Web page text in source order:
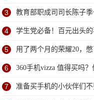
3 教育部职成司司长陈子
研
4 学生党必备！百元出头
5 用了两个月的荣耀20，
6 360手机vizza 值得买吗
7 准备买手机的小伙伴们